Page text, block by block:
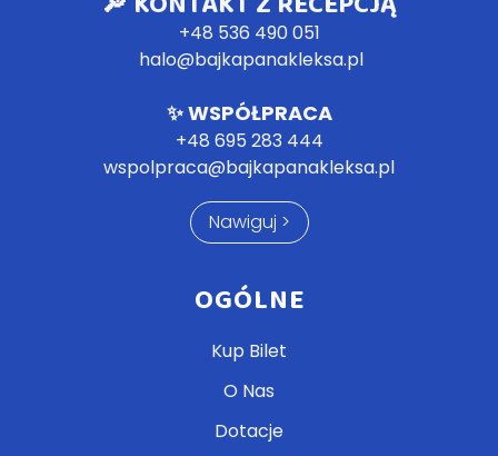
+48 536 490 051
halo@bajkapanakleksa.pl
✨WSPÓŁPRACA
+48 695 283 444
wspolpraca@bajkapanakleksa.pl
Nawiguj >
OGÓLNE
Kup Bilet
O Nas
Dotacje